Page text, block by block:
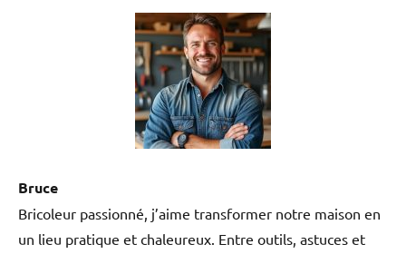
Bruce
Bricoleur passionné, j’aime transformer notre maison en
un lieu pratique et chaleureux. Entre outils, astuces et